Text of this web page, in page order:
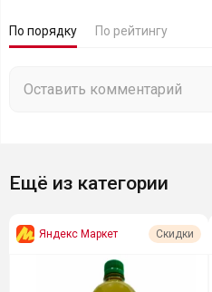
По порядку По рейтингу
Ещё из категории
Яндекс Маркет Скидки